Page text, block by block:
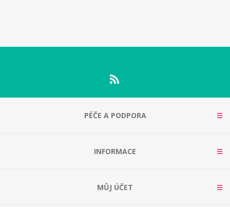
PÉČE A PODPORA
INFORMACE
MŮJ ÚČET